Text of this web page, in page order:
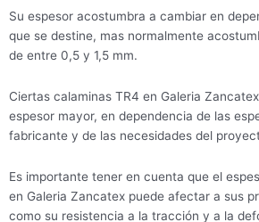
Su espesor acostumbra a cambiar en
que se destine, mas normalmente
de entre 0,5 y 1,5 mm.
Ciertas calaminas TR4 en Galeria
espesor mayor, en dependencia de las
fabricante y de las necesidades del
Es importante tener en cuenta que el
en Galeria Zancatex puede afectar a sus
como su resistencia a la tracción y a la